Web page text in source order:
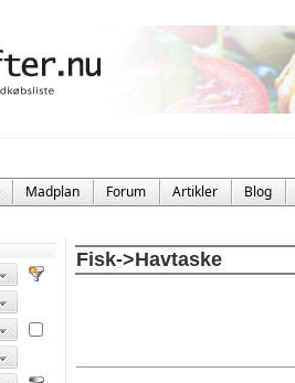
Madplan Forum Artikler Blog
Fisk->Havtaske